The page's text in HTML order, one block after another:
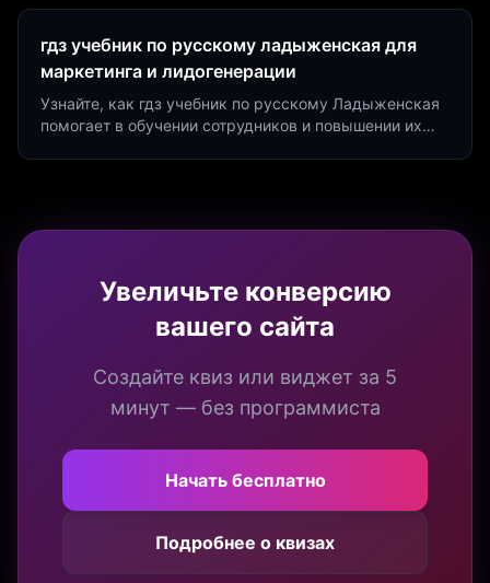
гдз учебник по русскому ладыженская для
маркетинга и лидогенерации
Узнайте, как гдз учебник по русскому Ладыженская
помогает в обучении сотрудников и повышении их
Увеличьте конверсию
вашего сайта
Создайте квиз или виджет за 5
минут — без программиста
Начать бесплатно
Подробнее о квизах